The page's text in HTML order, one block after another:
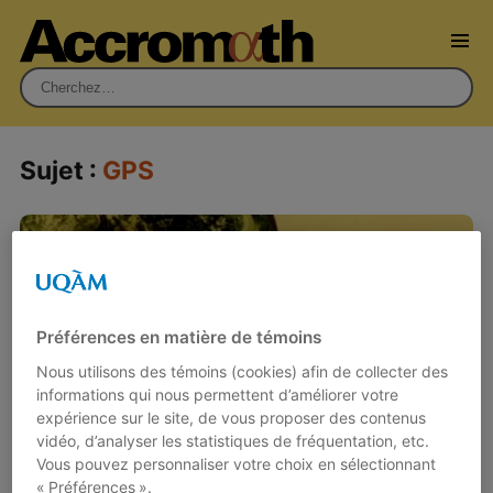
Rechercher :
Sujet : GPS
Préférences en matière de témoins
Nous utilisons des témoins (cookies) afin de collecter des
informations qui nous permettent d’améliorer votre
expérience sur le site, de vous proposer des contenus
vidéo, d’analyser les statistiques de fréquentation, etc.
Vous pouvez personnaliser votre choix en sélectionnant
« Préférences ».